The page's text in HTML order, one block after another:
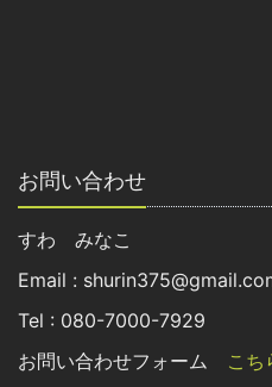
お問い合わせ
すわ みなこ
Email :
Tel : 080-7000-7929
お問い合わせフォーム こち